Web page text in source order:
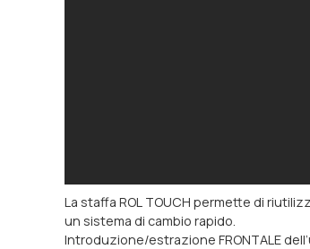
La staffa ROL TOUCH permette di
un sistema di cambio rapido.
Introduzione/estrazione FRONTALE